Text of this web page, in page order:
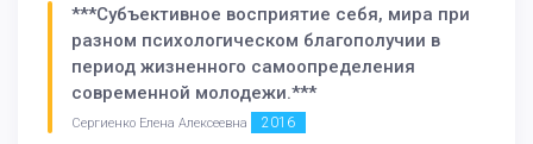
***Субъективное восприятие себя, мира при
разном психологическом благополучии в
период жизненного самоопределения
современной молодежи.***
Сергиенко Елена Алексеевна 2016